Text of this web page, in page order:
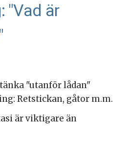
"Vad är
"utanför lådan"
Retstickan, gåtor m.m.
är viktigare än